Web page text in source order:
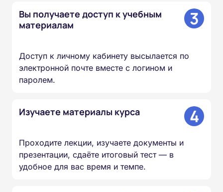
Вы получаете доступ к учебным
материалам
3
Доступ к личному кабинету высылается по
электронной почте вместе с логином и
паролем.
Изучаете материалы курса 4
Проходите лекции, изучаете документы и
презентации, сдаёте итоговый тест — в
удобное для вас время и темпе.